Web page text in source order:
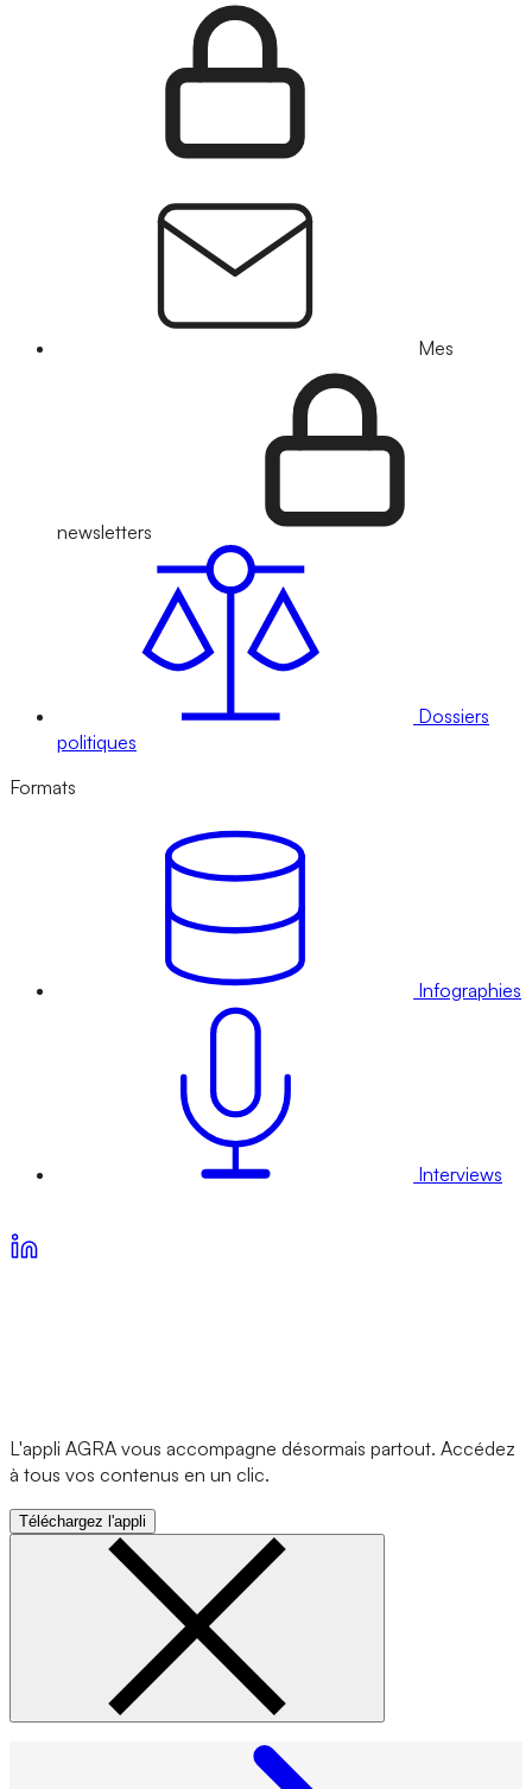
Mes
newsletters
Dossiers
politiques
Formats
Infographies
Interviews
L'appli AGRA vous accompagne désormais partout. Accédez
à tous vos contenus en un clic.
Téléchargez l'appli